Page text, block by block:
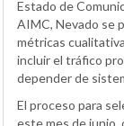
Estado de
AIMC, Nevado se
métricas
incluir el tráfico
depender de
El proceso para
este mes de junio,